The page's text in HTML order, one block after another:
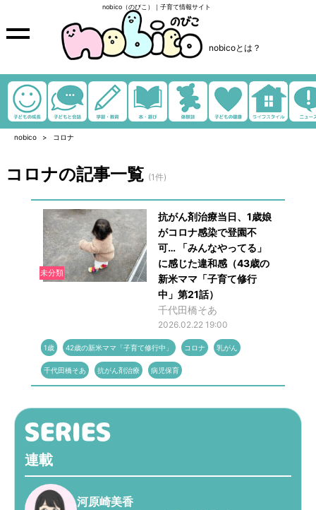
nobico（のびこ）｜子育て情報サイト
nobicoとは？
nobico コロナ
コロナの記事一覧 (1件)
未分類
抗がん剤治療当日、1歳娘
がコロナ感染で登園不
可… 「みんなやってる」
に感じた違和感（43歳の
新米ママ「子育て修行
中」第21話）
千代田橋そあ
2026.02.22 19:00
1歳 42歳の新米ママ「子育て修行中」 コロナ 乳がん
千代田橋そあ 抗がん剤治療 病児保育
連載
河原崎美香